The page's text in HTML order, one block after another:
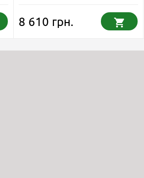
8 610 грн.